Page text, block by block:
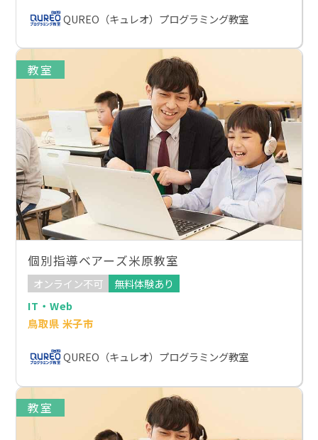
QUREO（キュレオ）プログラミング教室
教室
個別指導ベアーズ米原教室
オンライン不可
無料体験あり
IT・Web
鳥取県 米子市
QUREO（キュレオ）プログラミング教室
教室